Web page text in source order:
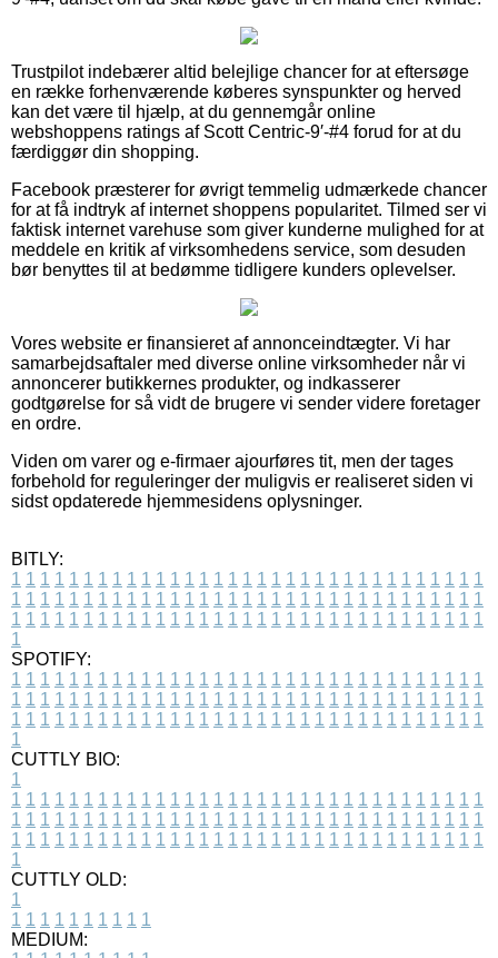
Trustpilot indebærer altid belejlige chancer for at eftersøge
en række forhenværende køberes synspunkter og herved
kan det være til hjælp, at du gennemgår online
webshoppens ratings af Scott Centric-9′-#4 forud for at du
færdiggør din shopping.
Facebook præsterer for øvrigt temmelig udmærkede chancer
for at få indtryk af internet shoppens popularitet. Tilmed ser vi
faktisk internet varehuse som giver kunderne mulighed for at
meddele en kritik af virksomhedens service, som desuden
bør benyttes til at bedømme tidligere kunders oplevelser.
Vores website er finansieret af annonceindtægter. Vi har
samarbejdsaftaler med diverse online virksomheder når vi
annoncerer butikkernes produkter, og indkasserer
godtgørelse for så vidt de brugere vi sender videre foretager
en ordre.
Viden om varer og e-firmaer ajourføres tit, men der tages
forbehold for reguleringer der muligvis er realiseret siden vi
sidst opdaterede hjemmesidens oplysninger.
BITLY:
1 1 1 1 1 1 1 1 1 1 1 1 1 1 1 1 1 1 1 1 1 1 1 1 1 1 1 1 1 1 1 1 1
1 1 1 1 1 1 1 1 1 1 1 1 1 1 1 1 1 1 1 1 1 1 1 1 1 1 1 1 1 1 1 1 1
1 1 1 1 1 1 1 1 1 1 1 1 1 1 1 1 1 1 1 1 1 1 1 1 1 1 1 1 1 1 1 1 1
1
SPOTIFY:
1 1 1 1 1 1 1 1 1 1 1 1 1 1 1 1 1 1 1 1 1 1 1 1 1 1 1 1 1 1 1 1 1
1 1 1 1 1 1 1 1 1 1 1 1 1 1 1 1 1 1 1 1 1 1 1 1 1 1 1 1 1 1 1 1 1
1 1 1 1 1 1 1 1 1 1 1 1 1 1 1 1 1 1 1 1 1 1 1 1 1 1 1 1 1 1 1 1 1
1
CUTTLY BIO:
1
1 1 1 1 1 1 1 1 1 1 1 1 1 1 1 1 1 1 1 1 1 1 1 1 1 1 1 1 1 1 1 1 1
1 1 1 1 1 1 1 1 1 1 1 1 1 1 1 1 1 1 1 1 1 1 1 1 1 1 1 1 1 1 1 1 1
1 1 1 1 1 1 1 1 1 1 1 1 1 1 1 1 1 1 1 1 1 1 1 1 1 1 1 1 1 1 1 1 1
1
CUTTLY OLD:
1
1 1 1 1 1 1 1 1 1 1
MEDIUM: